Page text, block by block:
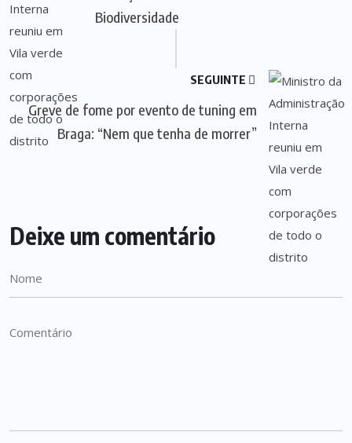
Biodiversidade
SEGUINTE
Greve de fome por evento de tuning em
Braga: “Nem que tenha de morrer”
Deixe um comentário